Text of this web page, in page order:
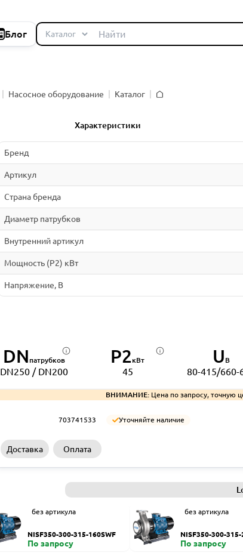
Блог
Насосное оборудование
Каталог
Характеристики
Бренд
Артикул
Страна бренда
Диаметр патрубков
Внутренний артикул
Мощность (P2) кВт
Напряжение, В
DN патрубков
DN250 / DN200
P2кВт
45
U В
80-415/660-
ВНИМАНИЕ:Цена по запросу, точную
703741533 Уточняйте наличие
Доставка Оплата
без артикула
NISF350-300-315-160SWF
По запросу
без артикула
NISF350-300-315-
По запросу